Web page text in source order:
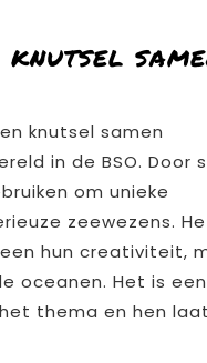
knutsel samen
in de BSO. Door
om unieke
zeewezens.
hun creativiteit,
oceanen. Het is
thema en hen laat